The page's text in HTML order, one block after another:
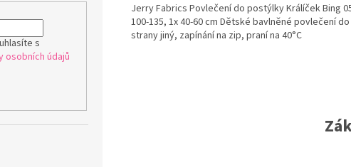
s
osobních údajů
Jerry Fabrics Povlečení do postýlky Králíček Bing
100-135, 1x 40-60 cm Dětské bavlněné povlečení
strany jiný, zapínání na zip, praní na 40°C